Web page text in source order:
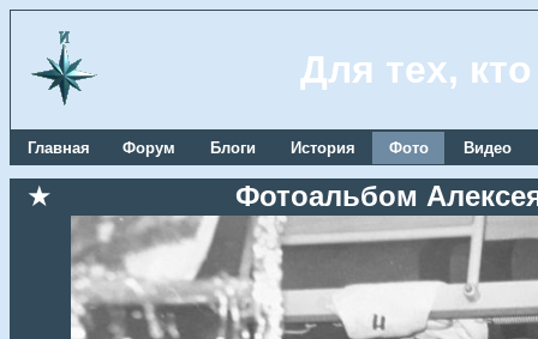
Для тех,
Главная Форум Блоги История Фото Видео
★ Фотоальбом